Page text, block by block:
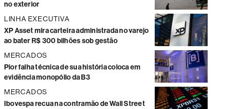
no exterior
LINHA EXECUTIVA
XP Asset mira carteira administrada no varejo
ao bater R$ 300 bilhões sob gestão
MERCADOS
Pior falha técnica de sua história coloca em
evidência monopólio da B3
MERCADOS
Ibovespa recua na contramão de Wall Street